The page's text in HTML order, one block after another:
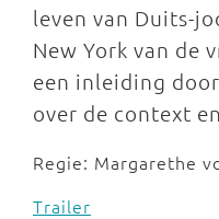
leven van Duits-
New York van de
een inleiding
over de context
Regie: Margarethe
Trailer